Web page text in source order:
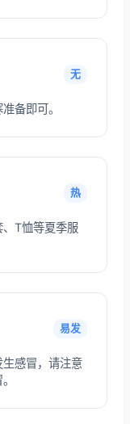
无
备即可。
热
T恤等夏季服
易发
感冒，请注意